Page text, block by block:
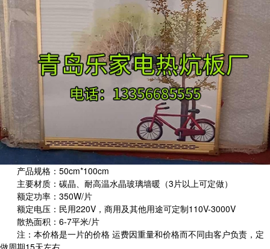
产品规格：50cm*100cm
主要材质：碳晶、耐高温水晶玻璃墙暖（3片以上可定做）
额定功率：350W/片
额定电压：民用220V，商用及其他用途可定制110V-3000V
散热面积：6-7平米/片
注：本价格是一片的价格 运费因重量和价格而不同由客户负责，定